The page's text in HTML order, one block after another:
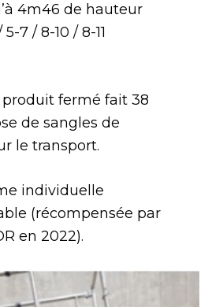
4m46 de hauteur
7 / 8-10 / 8-11
fermé fait 38
de sangles de
le transport.
individuelle
(récompensée par
en 2022).